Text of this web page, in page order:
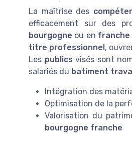
La maîtrise des
efficacement sur des
bourgogne ou en franche
titre professionnel,
Les publics visés sont
salariés du batiment
Intégration des
Optimisation de la
Valorisation du
bourgogne franche